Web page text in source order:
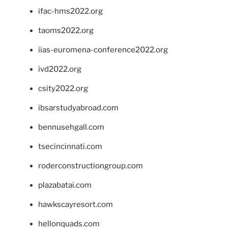
ifac-hms2022.org
taoms2022.org
iias-euromena-conference2022.org
ivd2022.org
csity2022.org
ibsarstudyabroad.com
bennusehgall.com
tsecincinnati.com
roderconstructiongroup.com
plazabatai.com
hawkscayresort.com
hellonquads.com